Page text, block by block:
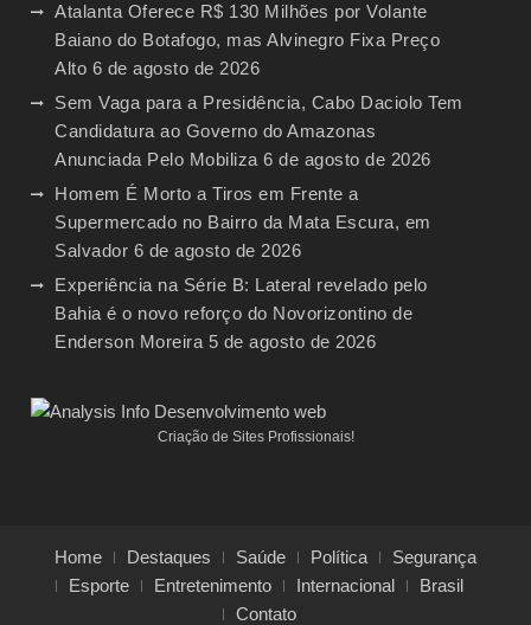
Atalanta Oferece R$ 130 Milhões por Volante
Baiano do Botafogo, mas Alvinegro Fixa Preço
Alto 6 de agosto de 2026
Sem Vaga para a Presidência, Cabo Daciolo Tem
Candidatura ao Governo do Amazonas
Anunciada Pelo Mobiliza 6 de agosto de 2026
Homem É Morto a Tiros em Frente a
Supermercado no Bairro da Mata Escura, em
Salvador 6 de agosto de 2026
Experiência na Série B: Lateral revelado pelo
Bahia é o novo reforço do Novorizontino de
Enderson Moreira 5 de agosto de 2026
Criação de Sites Profissionais!
Home Destaques Saúde Política
Segurança
Esporte
Entretenimento Internacional
Brasil
Contato